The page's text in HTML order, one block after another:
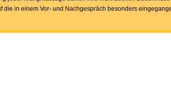
die in einem Vor- und Nachgespräch besonders